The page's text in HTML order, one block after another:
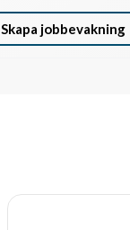
Skapa jobbevakning